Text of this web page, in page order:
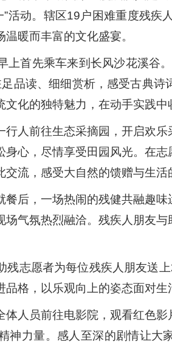
活动。辖区19户困难重度残疾
暖而丰富的文化盛宴。
上首先乘车来到长风沙花溪谷
品读、细细赏析，感受古典
化的独特魅力，在动手实践中
人前往生态采摘园，开启欢
心，尽情享受田园风光。在
流，感受大自然的馈赠与生活
餐后，一场热闹的残健共融趣
气氛热烈融洽。残疾人朋友
残志愿者为每位残疾人朋友送
格，以乐观向上的姿态面对生
人员前往电影院，观看红色
神力量。感人至深的剧情让大